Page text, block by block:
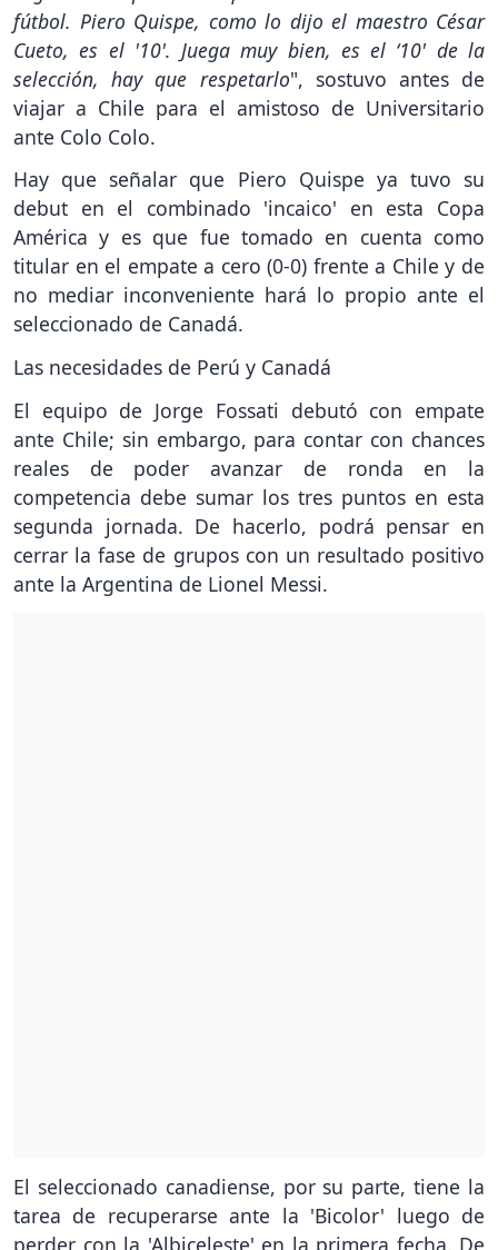
fútbol. Piero Quispe, como lo dijo el maestro César
Cueto, es el '10'. Juega muy bien, es el ‘10' de la
selección, hay que respetarlo", sostuvo antes de
viajar a Chile para el amistoso de Universitario
ante Colo Colo.
Hay que señalar que Piero Quispe ya tuvo su
debut en el combinado 'incaico' en esta Copa
América y es que fue tomado en cuenta como
titular en el empate a cero (0-0) frente a Chile y de
no mediar inconveniente hará lo propio ante el
seleccionado de Canadá.
Las necesidades de Perú y Canadá
El equipo de Jorge Fossati debutó con empate
ante Chile; sin embargo, para contar con chances
reales de poder avanzar de ronda en la
competencia debe sumar los tres puntos en esta
segunda jornada. De hacerlo, podrá pensar en
cerrar la fase de grupos con un resultado positivo
ante la Argentina de Lionel Messi.
El seleccionado canadiense, por su parte, tiene la
tarea de recuperarse ante la 'Bicolor' luego de
perder con la 'Albiceleste' en la primera fecha. De